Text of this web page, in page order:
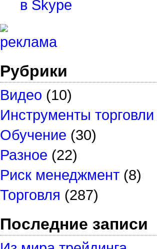
Рубрики
Видео (10)
Инструменты торговли
Обучение (30)
Разное (22)
Риск менеджмент (8)
Торговля (287)
Последние записи